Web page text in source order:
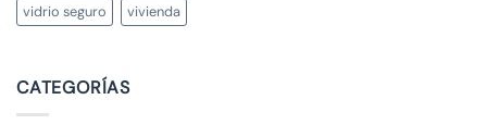
vidrio seguro
vivienda
CATEGORÍAS